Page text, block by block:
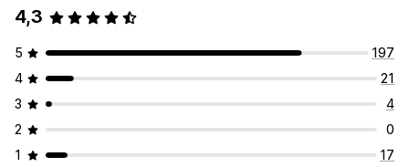
4,3
5
197
4
21
3
4
2
0
1
17